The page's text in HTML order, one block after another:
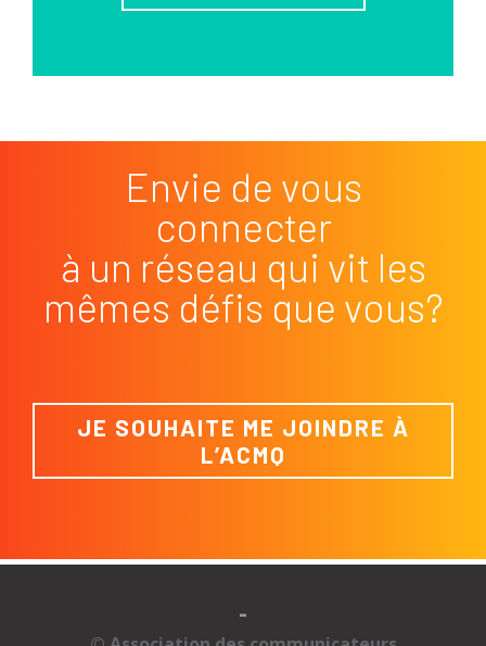
Envie de vous
connecter
à un réseau qui vit les
mêmes défis que vous?
JE SOUHAITE ME JOINDRE À
L’ACMQ
-